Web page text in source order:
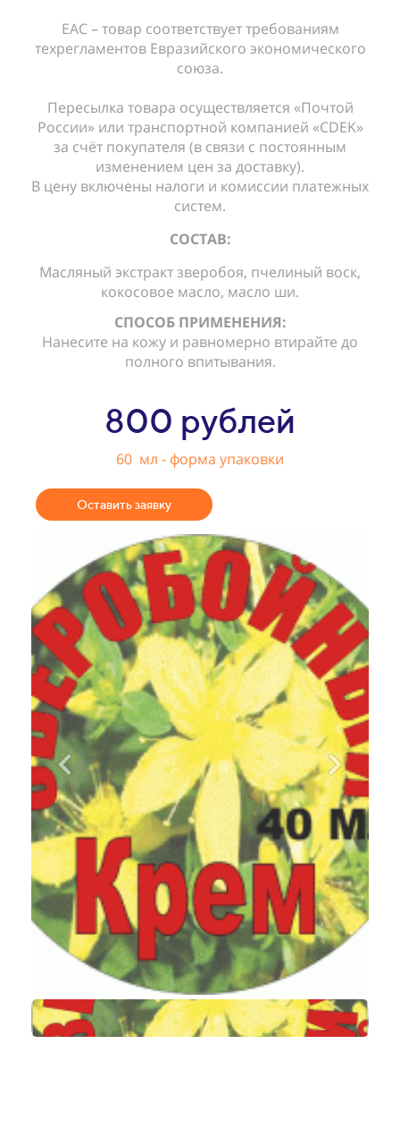
ЕАС – товар соответствует требованиям
техрегламентов Евразийского экономического
союза.
Пересылка товара осуществляется «Почтой
России» или транспортной компанией «CDEK»
за счёт покупателя (в связи с постоянным
изменением цен за доставку).
В цену включены налоги и комиссии платежных
систем.
СОСТАВ:
Масляный экстракт зверобоя, пчелиный воск,
кокосовое масло, масло ши.
СПОСОБ ПРИМЕНЕНИЯ:
Нанесите на кожу и равномерно втирайте до
полного впитывания.
800 рублей
60 мл - форма упаковки
Оставить заявку